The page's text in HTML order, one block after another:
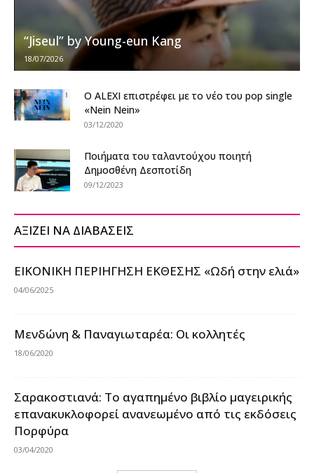
“Jiseul” by Young-eun Kang
18/07/2026
Ο ALEXI επιστρέφει με το νέο του pop single
«Nein Nein»
03/12/2020
Ποιήματα του ταλαντούχου ποιητή
Δημοσθένη Δεσποτίδη
09/12/2023
ΑΞΙΖΕΙ ΝΑ ΔΙΑΒΑΣΕΙΣ
ΕΙΚΟΝΙΚΗ ΠΕΡΙΗΓΗΣΗ ΕΚΘΕΣΗΣ «Ωδή στην ελιά»
04/06/2025
Μενδώνη & Παναγιωταρέα: Οι κολλητές
18/06/2020
Σαρακοστιανά: Το αγαπημένο βιβλίο μαγειρικής
επανακυκλοφορεί ανανεωμένο από τις εκδόσεις
Πορφύρα
03/04/2020